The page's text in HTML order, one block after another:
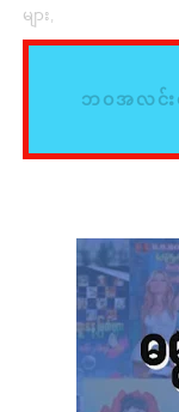
များ,
ဘဝအလင်း